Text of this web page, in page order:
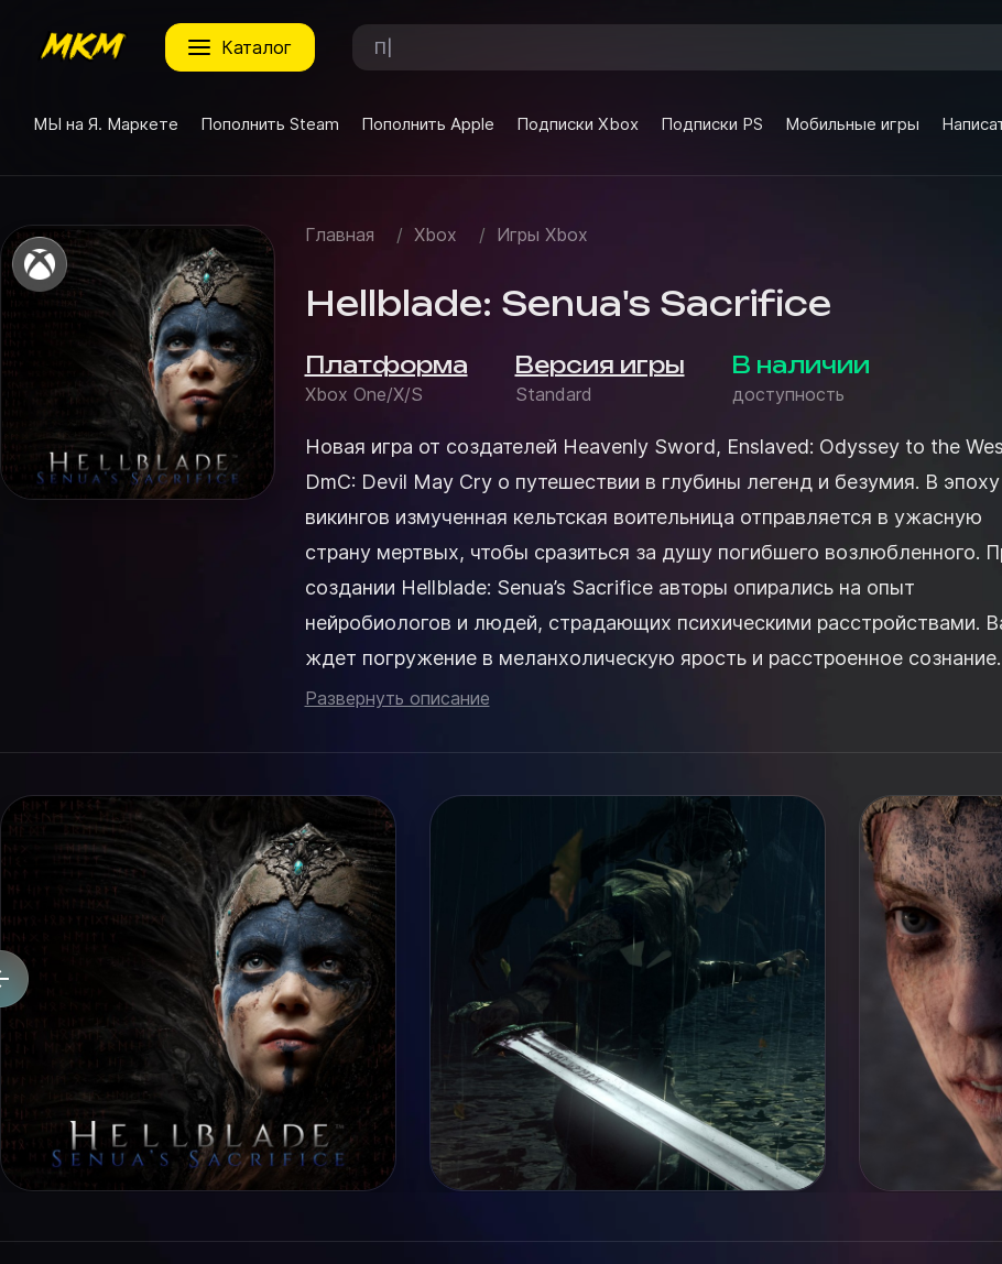
каталог
МЫ на Я. Маркете Пополнить Steam Пополнить Apple Подписки Xbox Подписки PS Мобильные игры
Главная / Xbox / Игры Xbox
Hellblade: Senua's Sacrifice
Платформа
Xbox One/X/S
Версия игры
Standard
В наличии
доступность
Новая игра от создателей Heavenly Sword, Enslaved: Odyssey to the
DmC: Devil May Cry о путешествии в глубины легенд и безумия. В эпоху
викингов измученная кельтская воительница отправляется в ужасную
страну мертвых, чтобы сразиться за душу погибшего возлюбленного. При
создании Hellblade: Senua’s Sacrifice авторы опирались на опыт
нейробиологов и людей, страдающих психическими расстройствами.
ждет погружение в меланхолическую ярость и расстроенное сознание
воительницы Сенуи.
Развернуть описание